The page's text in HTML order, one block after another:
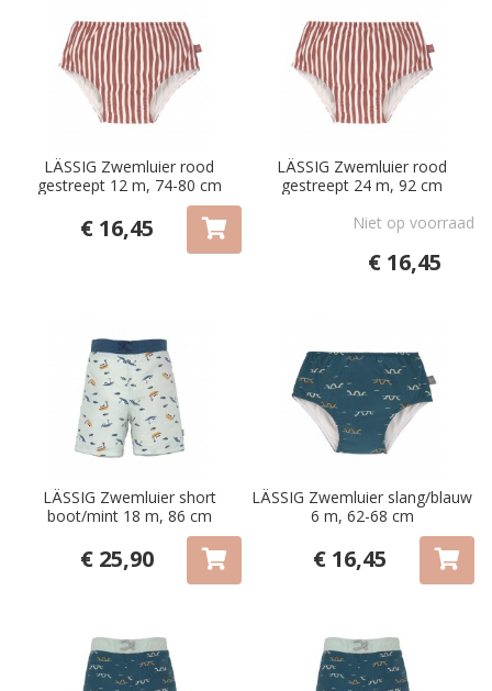
LÄSSIG Zwemluier rood
gestreept 12 m, 74-80 cm
€ 16,45
LÄSSIG Zwemluier rood
gestreept 24 m, 92 cm
Niet op voorraad
€ 16,45
LÄSSIG Zwemluier short
boot/mint 18 m, 86 cm
€ 25,90
LÄSSIG Zwemluier slang/blauw
6 m, 62-68 cm
€ 16,45